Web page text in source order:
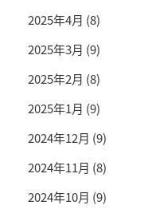
2025年4月 (8)
2025年3月 (9)
2025年2月 (8)
2025年1月 (9)
2024年12月 (9)
2024年11月 (8)
2024年10月 (9)